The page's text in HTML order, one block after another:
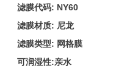
滤膜代码: NY60
滤膜材质: 尼龙
滤膜类型: 网格膜
可润湿性:亲水